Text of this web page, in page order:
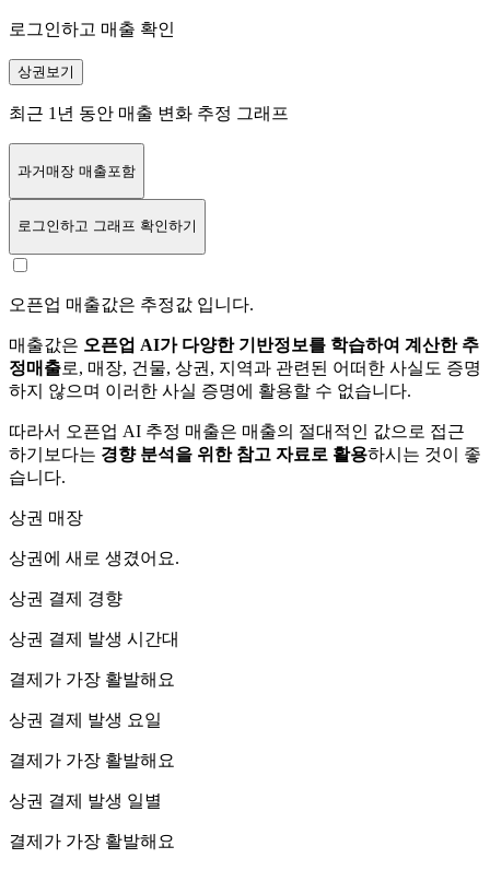
로그인하고 매출 확인
상권보기
최근 1년 동안 매출 변화 추정 그래프
과거매장 매출포함
로그인하고 그래프 확인하기
오픈업 매출값은 추정값 입니다.
매출값은 오픈업 AI가 다양한 기반정보를 학습하여 계산한 추
정매출로, 매장, 건물, 상권, 지역과 관련된 어떠한 사실도 증명
하지 않으며 이러한 사실 증명에 활용할 수 없습니다.
따라서 오픈업 AI 추정 매출은 매출의 절대적인 값으로 접근
하기보다는 경향 분석을 위한 참고 자료로 활용하시는 것이 좋
습니다.
상권 매장
상권에 새로 생겼어요.
상권 결제 경향
상권 결제 발생 시간대
결제가 가장 활발해요
상권 결제 발생 요일
결제가 가장 활발해요
상권 결제 발생 일별
결제가 가장 활발해요